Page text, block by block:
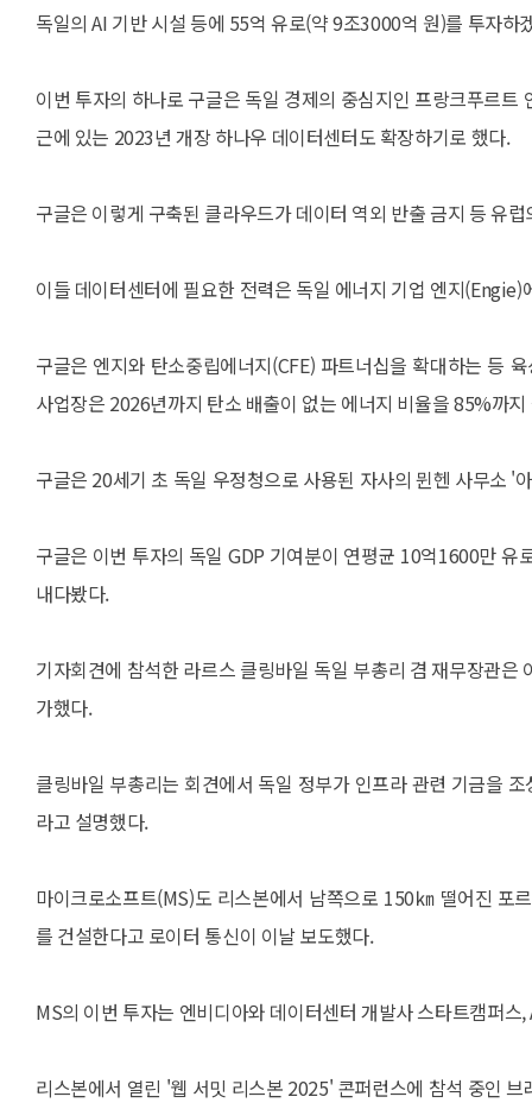
독일의 AI 기반 시설 등에 55억 유로(약 9조3000억 원)를 투자하
이번 투자의 하나로 구글은 독일 경제의 중심지인 프랑크푸르
근에 있는 2023년 개장 하나우 데이터센터도 확장하기로 했다.
구글은 이렇게 구축된 클라우드가 데이터 역외 반출 금지 등 유
이들 데이터센터에 필요한 전력은 독일 에너지 기업 엔지
구글은 엔지와 탄소중립에너지(CFE) 파트너십을 확대하는 등
사업장은 2026년까지 탄소 배출이 없는 에너지 비율을 85%까
구글은 20세기 초 독일 우정청으로 사용된 자사의 뮌헨 사무소
구글은 이번 투자의 독일 GDP 기여분이 연평균 10억1600만
내다봤다.
기자회견에 참석한 라르스 클링바일 독일 부총리 겸 재무장관
가했다.
클링바일 부총리는 회견에서 독일 정부가 인프라 관련 기금을
라고 설명했다.
마이크로소프트(MS)도 리스본에서 남쪽으로 150㎞ 떨어진 포
를 건설한다고 로이터 통신이 이날 보도했다.
MS의 이번 투자는 엔비디아와 데이터센터 개발사 스타트캠퍼
리스본에서 열린 '웹 서밋 리스본 2025' 콘퍼런스에 참석 중인